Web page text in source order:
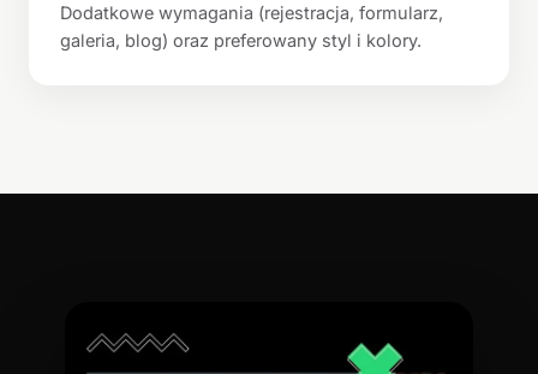
Dodatkowe wymagania (rejestracja, formularz,
galeria, blog) oraz preferowany styl i kolory.